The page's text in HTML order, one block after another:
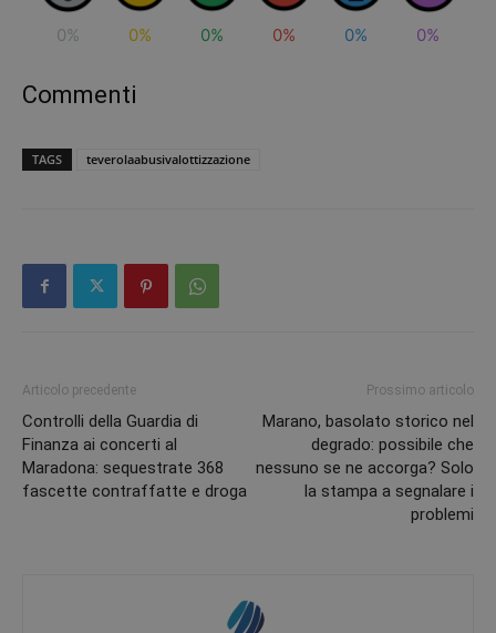
0% 0% 0% 0% 0% 0%
Commenti
TAGS teverolaabusivalottizzazione
Articolo precedente
Controlli della Guardia di
Finanza ai concerti al
Maradona: sequestrate 368
fascette contraffatte e droga
Prossimo articolo
Marano, basolato storico nel
degrado: possibile che
nessuno se ne accorga? Solo
la stampa a segnalare i
problemi